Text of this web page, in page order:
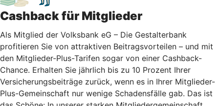
Cashback für Mitglieder
Als Mitglied der Volksbank eG – Die Gestalterbank
profitieren Sie von attraktiven Beitragsvorteilen – und mit
den Mitglieder-Plus-Tarifen sogar von einer Cashback-
Chance. Erhalten Sie jährlich bis zu 10 Prozent Ihrer
Versicherungsbeiträge zurück, wenn es in Ihrer Mitglieder-
Plus-Gemeinschaft nur wenige Schadensfälle gab. Das ist